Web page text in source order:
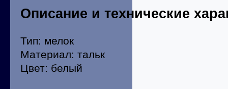
Описание и технические
Тип: мелок
Материал: тальк
Цвет: белый